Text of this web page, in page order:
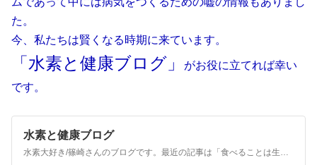
た。
今、私たちは賢くなる時期に来ています。
「水素と健康ブログ」
がお役に立てれば幸い
です。
水素と健康ブログ
水素大好き/篠崎さんのブログです。最近の記事は「食べることは生きること（画像あり）」です。